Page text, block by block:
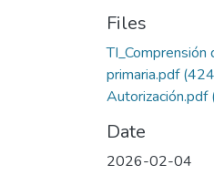
Files
primaria.pdf
Autorización.pdf
Date
2026-02-04